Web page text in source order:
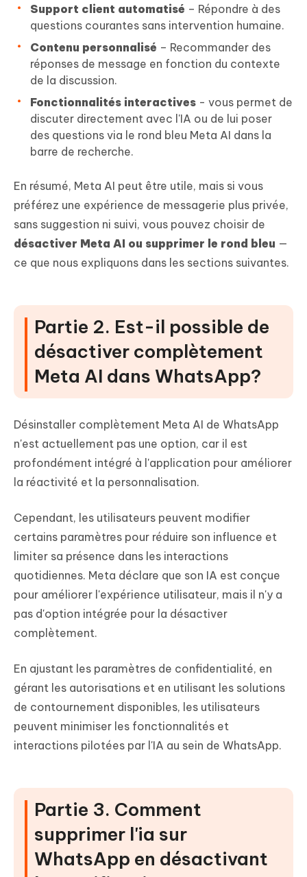
Support client automatisé – Répondre à des
questions courantes sans intervention humaine.
Contenu personnalisé – Recommander des
réponses de message en fonction du contexte
de la discussion.
Fonctionnalités interactives - vous permet de
discuter directement avec l'IA ou de lui poser
des questions via le rond bleu Meta AI dans la
barre de recherche.
En résumé, Meta AI peut être utile, mais si vous
préférez une expérience de messagerie plus privée,
sans suggestion ni suivi, vous pouvez choisir de
désactiver Meta AI ou supprimer le rond bleu —
ce que nous expliquons dans les sections suivantes.
Partie 2. Est-il possible de
désactiver complètement
Meta AI dans WhatsApp?
Désinstaller complètement Meta AI de WhatsApp
n'est actuellement pas une option, car il est
profondément intégré à l'application pour améliorer
la réactivité et la personnalisation.
Cependant, les utilisateurs peuvent modifier
certains paramètres pour réduire son influence et
limiter sa présence dans les interactions
quotidiennes. Meta déclare que son IA est conçue
pour améliorer l'expérience utilisateur, mais il n'y a
pas d'option intégrée pour la désactiver
complètement.
En ajustant les paramètres de confidentialité, en
gérant les autorisations et en utilisant les solutions
de contournement disponibles, les utilisateurs
peuvent minimiser les fonctionnalités et
interactions pilotées par l'IA au sein de WhatsApp.
Partie 3. Comment
supprimer l'ia sur
WhatsApp en désactivant